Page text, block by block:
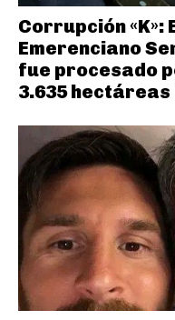
Corrupción «K»:
Emerenciano
fue procesado
3.635